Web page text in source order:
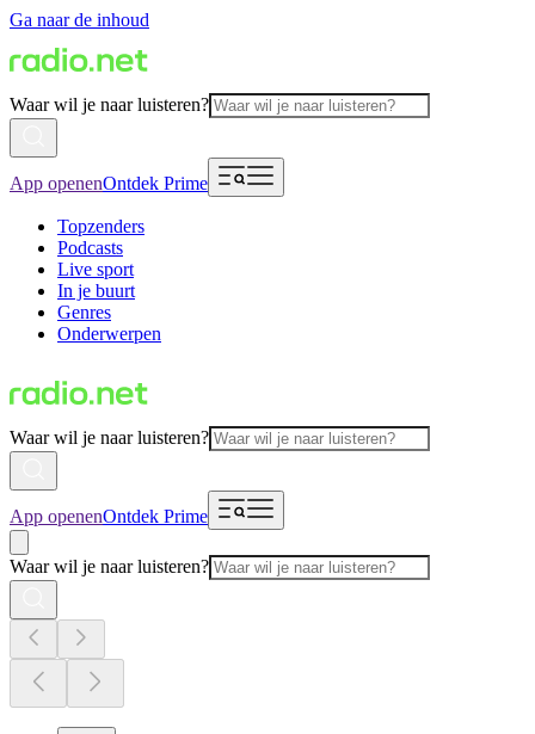
Ga naar de inhoud
Waar wil je naar luisteren?
App openenOntdek Prime
Topzenders
Podcasts
Live sport
In je buurt
Genres
Onderwerpen
Waar wil je naar luisteren?
App openenOntdek Prime
Waar wil je naar luisteren?